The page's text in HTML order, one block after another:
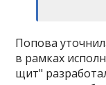
Попова
в рамках
щит"